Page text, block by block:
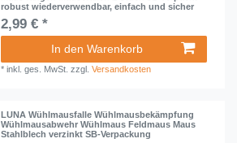
robust wiederverwendbar, einfach und sicher
2,99 € *
In den Warenkorb
*inkl. ges. MwSt. zzgl.Versandkosten
LUNA Wühlmausfalle Wühlmausbekämpfung
Wühlmausabwehr Wühlmaus Feldmaus Maus
Stahlblech verzinkt SB-Verpackung